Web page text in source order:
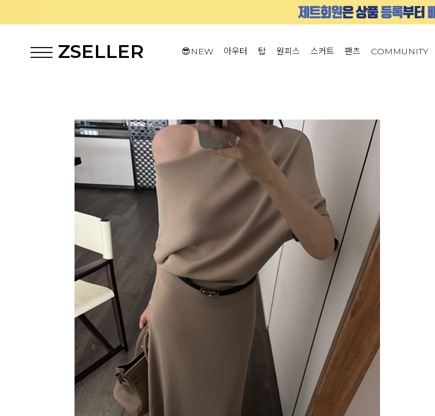
ZSELLER 😎NEW 아우터 탑 원피스 스커트 팬츠 COMMUNITY